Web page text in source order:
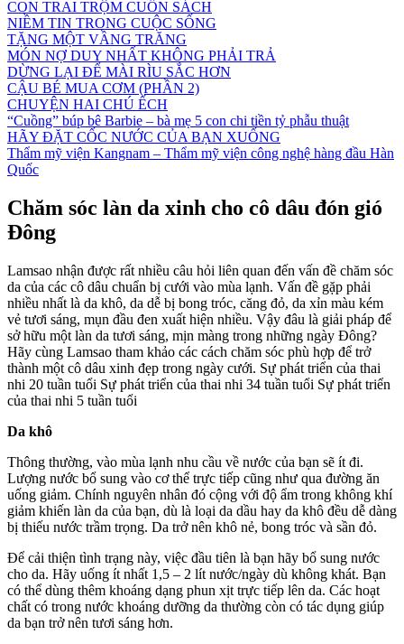
CON TRAI TRỘM CUỐN SÁCH
NIỀM TIN TRONG CUỘC SỐNG
TẶNG MỘT VẦNG TRĂNG
MÓN NỢ DUY NHẤT KHÔNG PHẢI TRẢ
DỪNG LẠI ĐỂ MÀI RÌU SẮC HƠN
CẬU BÉ MUA CƠM (PHẦN 2)
CHUYỆN HAI CHÚ ẾCH
“Cuồng” búp bê Barbie – bà mẹ 5 con chi tiền tỷ phẫu thuật
HÃY ĐẶT CỐC NƯỚC CỦA BẠN XUỐNG
Thẩm mỹ viện Kangnam – Thẩm mỹ viện công nghệ hàng đầu Hàn
Quốc
Chăm sóc làn da xinh cho cô dâu đón gió
Đông
Lamsao nhận được rất nhiều câu hỏi liên quan đến vấn đề chăm sóc
da của các cô dâu chuẩn bị cưới vào mùa lạnh. Vấn đề gặp phải
nhiều nhất là da khô, da dễ bị bong tróc, căng đỏ, da xỉn màu kém
vẻ tươi sáng, mụn đầu đen xuất hiện nhiều. Vậy đâu là giải pháp để
sở hữu một làn da tươi sáng, mịn màng trong những ngày Đông?
Hãy cùng Lamsao tham khảo các cách chăm sóc phù hợp để trở
thành một cô dâu xinh đẹp trong ngày cưới. Sự phát triển của thai
nhi 20 tuần tuổi Sự phát triển của thai nhi 34 tuần tuổi Sự phát triển
của thai nhi 5 tuần tuổi
Da khô
Thông thường, vào mùa lạnh nhu cầu về nước của bạn sẽ ít đi.
Lượng nước bổ sung vào cơ thể trực tiếp cũng như qua đường ăn
uống giảm. Chính nguyên nhân đó cộng với độ ẩm trong không khí
giảm khiến làn da của bạn, dù là loại da dầu hay da khô đều dễ dàng
bị thiếu nước trầm trọng. Da trở nên khô nẻ, bong tróc và sần đỏ.
Để cải thiện tình trạng này, việc đầu tiên là bạn hãy bổ sung nước
cho da. Hãy uống ít nhất 1,5 – 2 lít nước/ngày dù không khát. Bạn
có thể dùng thêm khoáng dạng phun xịt trực tiếp lên da. Các hoạt
chất có trong nước khoáng dưỡng da thường còn có tác dụng giúp
da bạn trở nên tươi sáng hơn.